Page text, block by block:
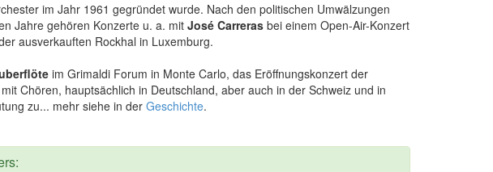
im Jahr 1961 gegründet wurde. Nach den politischen Umwälzungen
Jahre gehören Konzerte u. a. mit José Carreras bei einem Open-Air-Konzert
ausverkauften Rockhal in Luxemburg.
im Grimaldi Forum in Monte Carlo, das Eröffnungskonzert der
Chören, hauptsächlich in Deutschland, aber auch in der Schweiz und in
zu... mehr siehe in der Geschichte.